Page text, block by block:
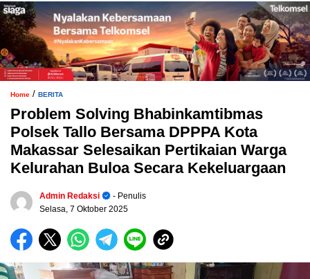
Home / BERITA
Problem Solving Bhabinkamtibmas
Polsek Tallo Bersama DPPPA Kota
Makassar Selesaikan Pertikaian Warga
Kelurahan Buloa Secara Kekeluargaan
Admin Redaksi
- Penulis
Selasa, 7 Oktober 2025